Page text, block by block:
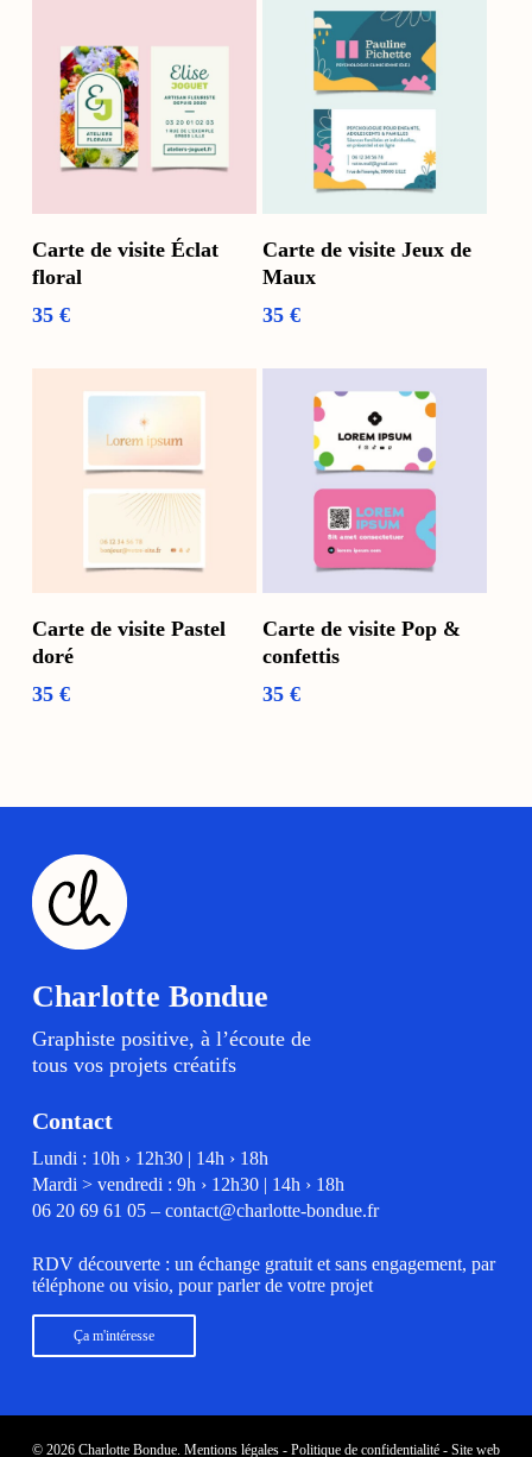
Voir Les Options
Carte de visite Éclat
floral
35 €
Voir Les Options
Carte de visite Jeux de
Maux
35€
Ajouter Au Panier
Carte de visite Pastel
doré
35 €
Voir Les Options
Carte de visite Pop &
confettis
35€
Charlotte Bondue
Graphiste positive, à l’écoute de
tous vos projets créatifs
Contact
Lundi : 10h › 12h30 | 14h › 18h
Mardi > vendredi : 9h › 12h30 | 14h › 18h
06 20 69 61 05– contact@charlotte-bondue.fr
RDV découverte : un échange gratuit et sans engagement, par
téléphone ou visio, pour parler de votre projet
Ça m'intéresse
© 2026 Charlotte Bondue. Mentions légales- Politique de confidentialité- Site web